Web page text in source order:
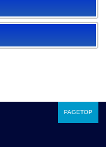
PAGETOP